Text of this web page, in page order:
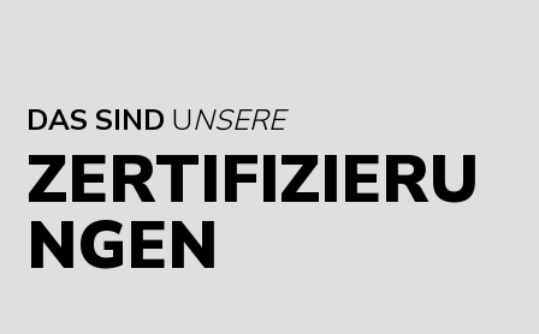
DAS SIND UNSERE
ZERTIFIZIERU
NGEN